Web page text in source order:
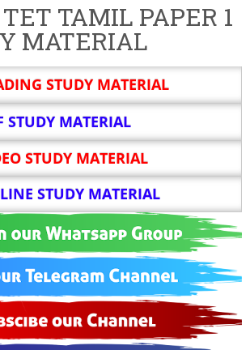
TAMIL PAPER 1
MATERIAL
STUDY MATERIAL
STUDY MATERIAL
STUDY MATERIAL
STUDY MATERIAL